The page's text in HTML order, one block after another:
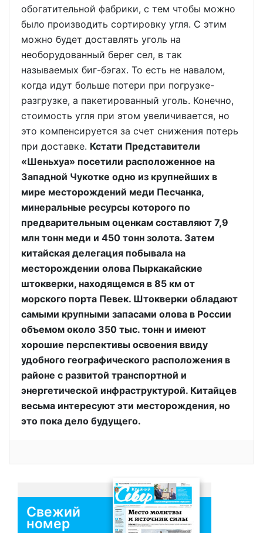
обогатительной фабрики, с тем чтобы можно
было производить сортировку угля. С этим
можно будет доставлять уголь на
необорудованный берег сел, в так
называемых биг-бэгах. То есть не навалом,
когда идут больше потери при погрузке-
разгрузке, а пакетированный уголь. Конечно,
стоимость угля при этом увеличивается, но
это компенсируется за счет снижения потерь
при доставке. Кстати Представители
«Шеньхуа» посетили расположенное на
Западной Чукотке одно из крупнейших в
мире месторождений меди Песчанка,
минеральные ресурсы которого по
предварительным оценкам составляют 7,9
млн тонн меди и 450 тонн золота. Затем
китайская делегация побывала на
месторождении олова Пыркакайские
штокверки, находящемся в 85 км от
морского порта Певек. Штокверки обладают
самыми крупными запасами олова в России
объемом около 350 тыс. тонн и имеют
хорошие перспективы освоения ввиду
удобного географического расположения в
районе с развитой транспортной и
энергетической инфраструктурой. Китайцев
весьма интересуют эти месторождения, но
это пока дело будущего.
Свежий
номер